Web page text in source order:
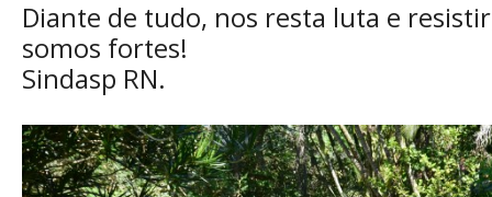
Diante de tudo, nos resta luta e
somos fortes!
Sindasp RN.